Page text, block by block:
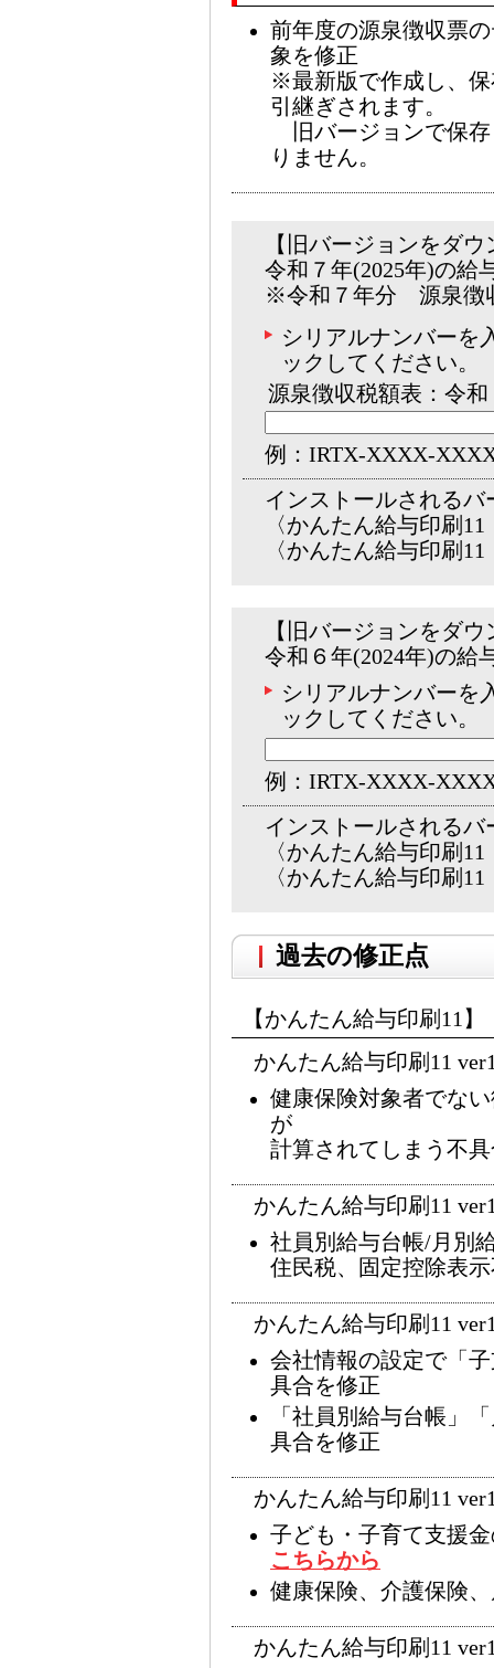
前年度の源泉徴収票
象を修正
※最新版で作成し、
引継ぎされます。
旧バージョンで保存
りません。
【旧バージョンをダ
令和７年(2025年)の給
※令和７年分 源泉徴
シリアルナンバーを
ックしてください。
源泉徴収税額表：令
例：IRTX-XXXX-
インストールされるバ
〈かんたん給与印刷
〈かんたん給与印刷
【旧バージョンをダ
令和６年(2024年)の給
シリアルナンバーを
ックしてください。
例：IRTX-XXXX-
インストールされるバ
〈かんたん給与印刷
〈かんたん給与印刷
過去の修正点
【かんたん給与印刷11】
かんたん給与印刷11
健康保険対象者でな
が
計算されてしまう不
かんたん給与印刷11
社員別給与台帳/月別
住民税、固定控除表
かんたん給与印刷11
会社情報の設定で「
具合を修正
「社員別給与台帳」
具合を修正
かんたん給与印刷11
子ども・子育て支援
こちらから
健康保険、介護保険
かんたん給与印刷11